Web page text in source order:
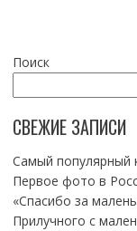
Поиск
СВЕЖИЕ ЗАПИСИ
Самый популярный
Первое фото в
«Спасибо за
Прилучного с